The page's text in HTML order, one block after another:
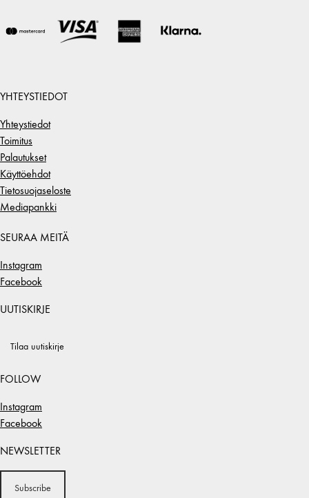
YHTEYSTIEDOT
Yhteystiedot
Toimitus
Palautukset
Käyttöehdot
Tietosuojaseloste
Mediapankki
SEURAA MEITÄ
Instagram
Facebook
UUTISKIRJE
Tilaa uutiskirje
FOLLOW
Instagram
Facebook
NEWSLETTER
Subscribe